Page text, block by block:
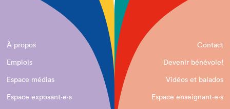
À propos
Contact
Emplois
Devenir bénévole!
Espace médias
Vidéos et balados
Espace exposant·e⋅s
Espace enseignant·e⋅s